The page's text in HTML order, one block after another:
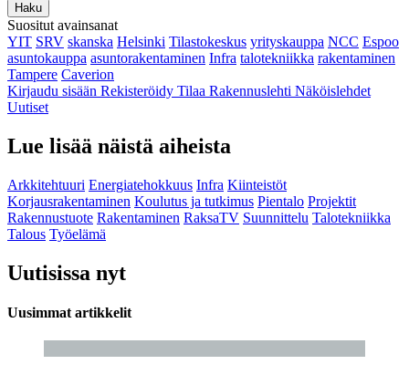
Haku
Suositut avainsanat
YIT SRV skanska Helsinki Tilastokeskus yrityskauppa NCC Espoo
asuntokauppa asuntorakentaminen Infra talotekniikka rakentaminen
Tampere Caverion
Kirjaudu sisään Rekisteröidy Tilaa Rakennuslehti Näköislehdet
Uutiset
Lue lisää näistä aiheista
Arkkitehtuuri Energiatehokkuus Infra Kiinteistöt
Korjausrakentaminen Koulutus ja tutkimus Pientalo Projektit
Rakennustuote Rakentaminen RaksaTV Suunnittelu Talotekniikka
Talous Työelämä
Uutisissa nyt
Uusimmat artikkelit